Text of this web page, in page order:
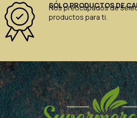
SÓLO PRODUCTOS DE
Nos preocupados de
productos para ti.